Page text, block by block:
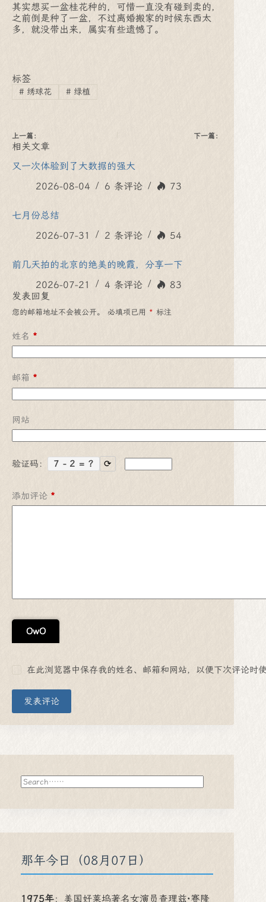
其实想买一盆桂花种的，可惜一直没有碰到卖的，
之前倒是种了一盆，不过离婚搬家的时候东西太
多，就没带出来，属实有些遗憾了。
标签
#绣球花 #绿植
上一篇： 下一篇：
相关文章
又一次体验到了大数据的强大
2026-08-04
6 条评论 73
七月份总结
2026-07-31
2 条评论 54
前几天拍的北京的绝美的晚霞，分享一下
2026-07-21
4 条评论
83
发表回复
您的邮箱地址不会被公开。 必填项已用 * 标注
姓名 *
邮箱 *
网站
验证码： 7 - 2 = ? ⟳
添加评论 *
OwO
在此浏览器中保存我的姓名、邮箱和网站，以便下次评论时
发表评论
搜
索
那年今日（08月07日）
1975年： 美国好莱坞著名女演员查理兹·赛隆